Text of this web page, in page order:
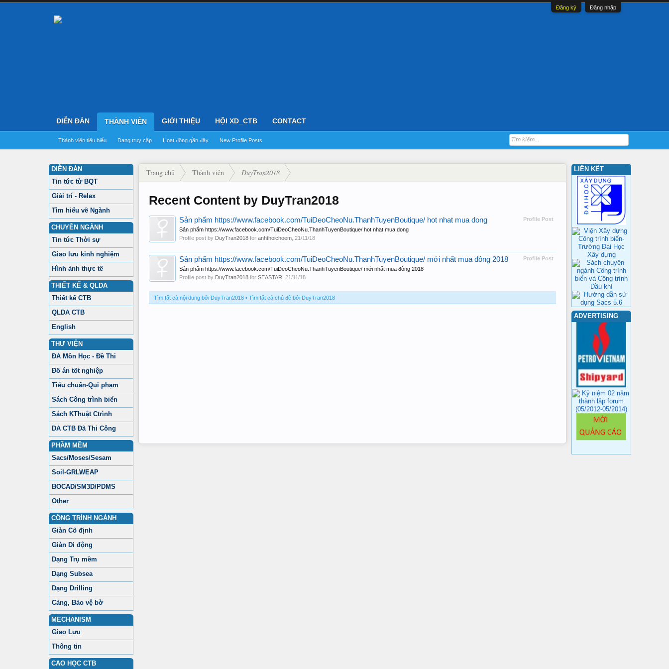
Đăng ký Đăng nhập
DIỄN ĐÀN THÀNH VIÊN
Thành viên tiêu biểu Đang truy cập Hoạt động gần đây New Profile Posts
GIỚI THIỆU HỘI XD_CTB CONTACT
DIỄN ĐÀN
Tin tức từ BQT
Giải trí - Relax
Tìm hiểu về Ngành
CHUYÊN NGÀNH
Tin tức Thời sự
Giao lưu kinh nghiệm
Hình ảnh thực tế
THIẾT KẾ & QLDA
Thiết kế CTB
QLDA CTB
English
THƯ VIỆN
ĐA Môn Học - Đề Thi
Đồ án tốt nghiệp
Tiêu chuẩn-Qui phạm
Sách Công trình biển
Sách KThuật Ctrình
DA CTB Đã Thi Công
PHẦM MỀM
Sacs/Moses/Sesam
Soil-GRLWEAP
BOCAD/SM3D/PDMS
Other
CÔNG TRÌNH NGÀNH
Giàn Cố định
Giàn Di động
Dạng Trụ mềm
Dạng Subsea
Dạng Drilling
Cảng, Bảo vệ bờ
MECHANISM
Giao Lưu
Thông tin
CAO HỌC CTB
Trang chủ Thành viên DuyTran2018
Recent Content by DuyTran2018
Profile Post
Sản phẩm https://www.facebook.com/TuiDeoCheoNu.ThanhTuyenBoutique/ hot nhat mua dong
Sản phẩm https://www.facebook.com/TuiDeoCheoNu.ThanhTuyenBoutique/ hot nhat mua dong
Profile post by DuyTran2018 for anhthoichoem 21/11/18
Profile Post
Sản phẩm https://www.facebook.com/TuiDeoCheoNu.ThanhTuyenBoutique/ mới nhất mua đông 2018
Sản phẩm https://www.facebook.com/TuiDeoCheoNu.ThanhTuyenBoutique/ mới nhất mua đông 2018
Profile post by DuyTran2018 for SEASTAR 21/11/18
Tìm tất cả nội dung bởi DuyTran2018 Tìm tất cả chủ đề bởi DuyTran2018
LIÊN KẾT
ADVERTISING